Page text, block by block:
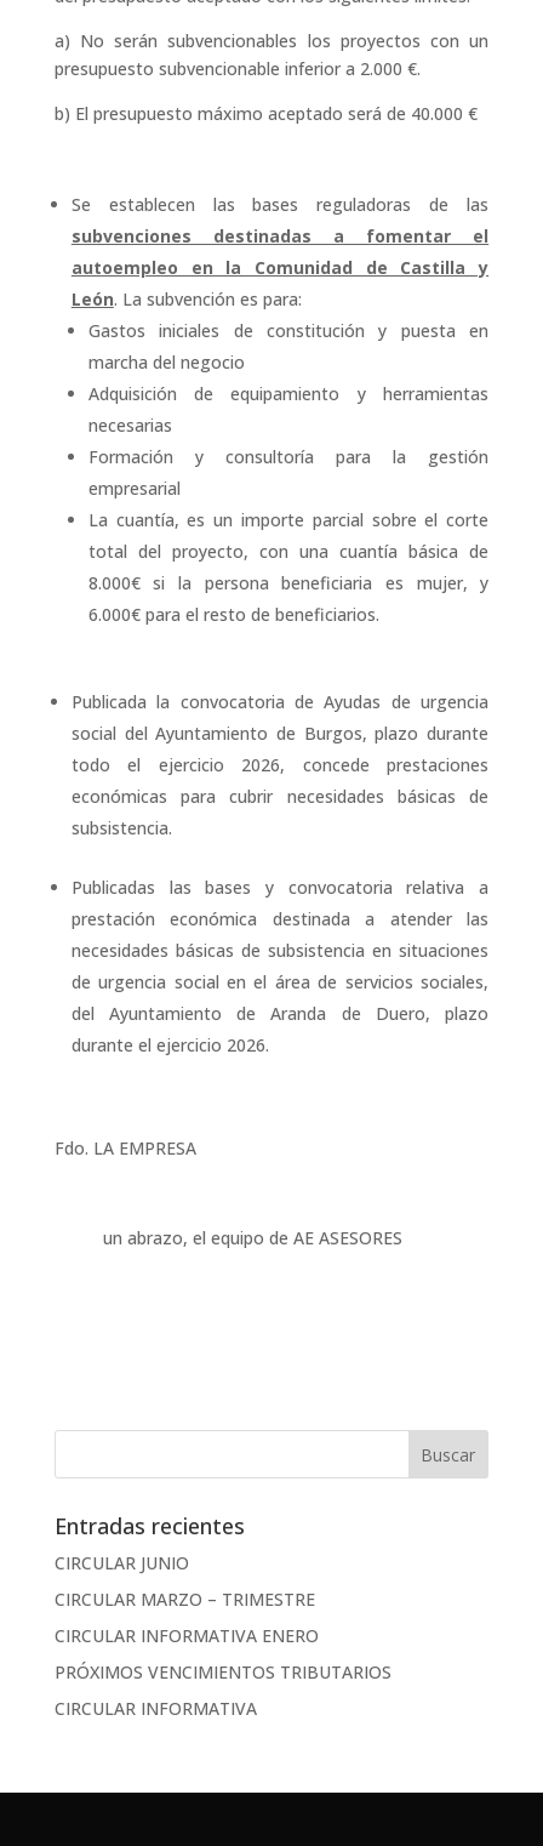
a) No serán subvencionables los proyectos con un
presupuesto subvencionable inferior a 2.000 €.
b) El presupuesto máximo aceptado será de 40.000 €
Se establecen las bases reguladoras de las
subvenciones destinadas a fomentar el
autoempleo en la Comunidad de Castilla y
León. La subvención es para:
Gastos iniciales de constitución y puesta en
marcha del negocio
Adquisición de equipamiento y herramientas
necesarias
Formación y consultoría para la gestión
empresarial
La cuantía, es un importe parcial sobre el corte
total del proyecto, con una cuantía básica de
8.000€ si la persona beneficiaria es mujer, y
6.000€ para el resto de beneficiarios.
Publicada la convocatoria de Ayudas de urgencia
social del Ayuntamiento de Burgos, plazo durante
todo el ejercicio 2026, concede prestaciones
económicas para cubrir necesidades básicas de
subsistencia.
Publicadas las bases y convocatoria relativa a
prestación económica destinada a atender las
necesidades básicas de subsistencia en situaciones
de urgencia social en el área de servicios sociales,
del Ayuntamiento de Aranda de Duero, plazo
durante el ejercicio 2026.
Fdo. LA EMPRESA
un abrazo, el equipo de AE ASESORES
Entradas recientes
CIRCULAR JUNIO
CIRCULAR MARZO – TRIMESTRE
CIRCULAR INFORMATIVA ENERO
PRÓXIMOS VENCIMIENTOS TRIBUTARIOS
CIRCULAR INFORMATIVA